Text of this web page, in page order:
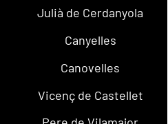
Julià de Cerdanyola
Canyelles
Canovelles
Vicenç de Castellet